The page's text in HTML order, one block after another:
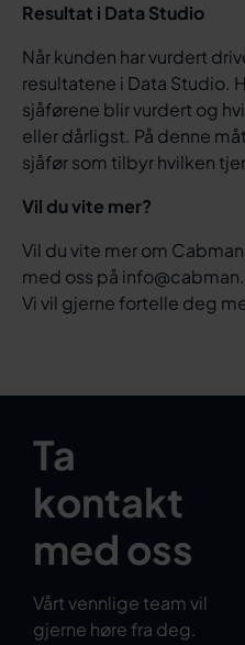
Resultat i Data Studio
Når kunden har vurdert
resultatene i Data Studio.
sjåførene blir vurdert og
eller dårligst. På denne
sjåfør som tilbyr hvilken
Vil du vite mer?
Vil du vite mer om
med oss på
Vi vil gjerne fortelle deg
Ta
kontakt
med oss
Vårt vennlige team vil
gjerne høre fra deg.